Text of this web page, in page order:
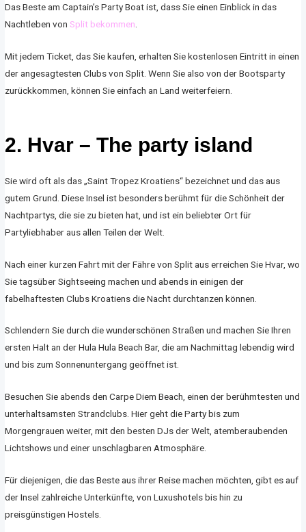
Das Beste am Captain’s Party Boat ist, dass Sie einen Einblick in das
Nachtleben vonSplit bekommen
Mit jedem Ticket, das Sie kaufen, erhalten Sie kostenlosen Eintritt in einen
der angesagtesten Clubs von Split. Wenn Sie also von der Bootsparty
zurückkommen, können Sie einfach an Land weiterfeiern.
2. Hvar – The party island
Sie wird oft als das „Saint Tropez Kroatiens“ bezeichnet und das aus
gutem Grund. Diese Insel ist besonders berühmt für die Schönheit der
Nachtpartys, die sie zu bieten hat, und ist ein beliebter Ort für
Partyliebhaber aus allen Teilen der Welt.
Nach einer kurzen Fahrt mit der Fähre von Split aus erreichen Sie Hvar, wo
Sie tagsüber Sightseeing machen und abends in einigen der
fabelhaftesten Clubs Kroatiens die Nacht durchtanzen können.
Schlendern Sie durch die wunderschönen Straßen und machen Sie Ihren
ersten Halt an der Hula Hula Beach Bar, die am Nachmittag lebendig wird
und bis zum Sonnenuntergang geöffnet ist.
Besuchen Sie abends den Carpe Diem Beach, einen der berühmtesten und
unterhaltsamsten Strandclubs. Hier geht die Party bis zum
Morgengrauen weiter, mit den besten DJs der Welt, atemberaubenden
Lichtshows und einer unschlagbaren Atmosphäre.
Für diejenigen, die das Beste aus ihrer Reise machen möchten, gibt es auf
der Insel zahlreiche Unterkünfte, von Luxushotels bis hin zu
preisgünstigen Hostels.